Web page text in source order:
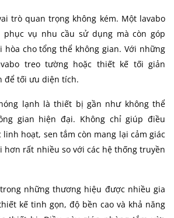
trò quan trọng không kém. Một lavabo
vụ nhu cầu sử dụng mà còn góp
hòa cho tổng thể không gian. Với những
treo tường hoặc thiết kế tối giản
để tối ưu diện tích.
lạnh là thiết bị gần như không thể
gian hiện đại. Không chỉ giúp điều
hoạt, sen tắm còn mang lại cảm giác
hơn rất nhiều so với các hệ thống truyền
những thương hiệu được nhiều gia
kế tinh gọn, độ bền cao và khả năng